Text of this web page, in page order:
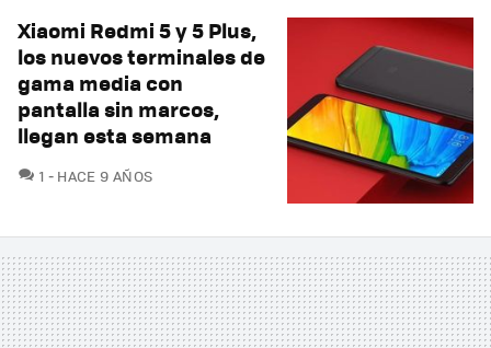
Xiaomi Redmi 5 y 5 Plus,
los nuevos terminales de
gama media con
pantalla sin marcos,
llegan esta semana
1 COMENTARIOS
HACE 9 AÑOS